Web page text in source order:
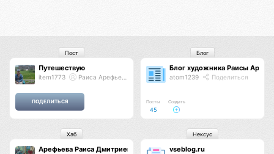
Путешествую
item1773 Раиса Арефьева
Пост
Блог художника Раисы
atom1239 Поделиться
Посты
45
Создать
Блог
Арефьева Раиса Дмитриевна
Хаб
vseblog.ru
Нексус